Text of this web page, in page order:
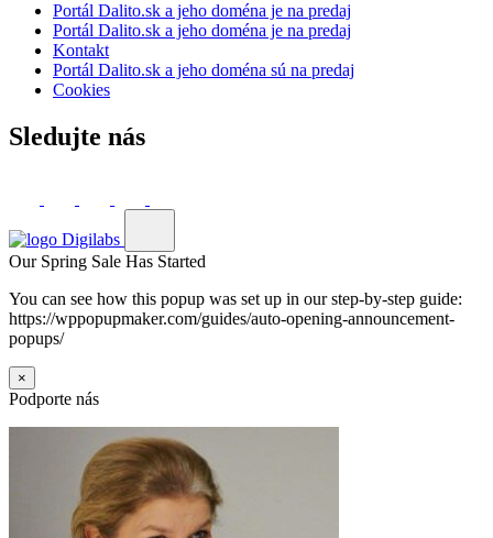
Portál Dalito.sk a jeho doména je na predaj
Portál Dalito.sk a jeho doména je na predaj
Kontakt
Portál Dalito.sk a jeho doména sú na predaj
Cookies
Sledujte nás
Our Spring Sale Has Started
You can see how this popup was set up in our step-by-step guide:
https://wppopupmaker.com/guides/auto-opening-announcement-
popups/
×
Podporte nás